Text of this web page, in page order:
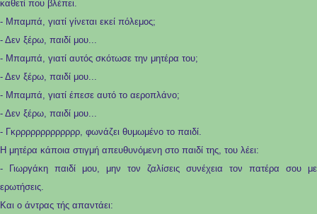
καθετί που βλέπει.
- Μπαμπά, γιατί γίνεται εκεί πόλεμος;
- Δεν ξέρω, παιδί μου...
- Μπαμπά, γιατί αυτός σκότωσε την μητέρα του;
- Δεν ξέρω, παιδί μου...
- Μπαμπά, γιατί έπεσε αυτό το αεροπλάνο;
- Δεν ξέρω, παιδί μου...
- Γκρρρρρρρρρρρρρ, φωνάζει θυμωμένο το παιδί.
Η μητέρα κάποια στιγμή απευθυνόμενη στο παιδί της, του λέει:
- Γιωργάκη παιδί μου, μην τον ζαλίσεις συνέχεια τον πατέρα σου με
ερωτήσεις.
Και ο άντρας τής απαντάει: